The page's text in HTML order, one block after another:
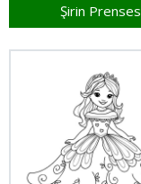
Şirin Prenses